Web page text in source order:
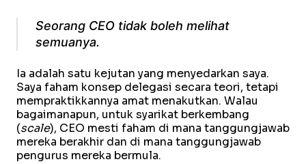
Seorang CEO tidak boleh melihat
semuanya.
Ia adalah satu kejutan yang menyedarkan saya.
Saya faham konsep delegasi secara teori, tetapi
mempraktikkannya amat menakutkan. Walau
bagaimanapun, untuk syarikat berkembang
(scale), CEO mesti faham di mana tanggungjawab
mereka berakhir dan di mana tanggungjawab
pengurus mereka bermula.